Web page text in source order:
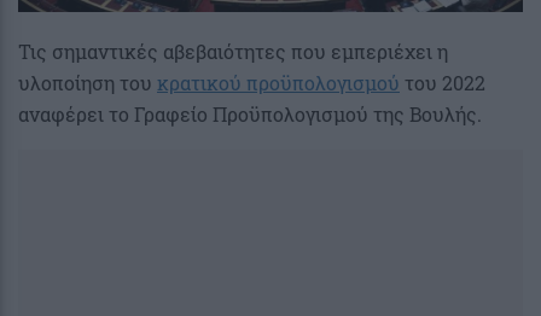
Τις σημαντικές αβεβαιότητες που εμπεριέχει η
υλοποίηση του κρατικού προϋπολογισμού του 2022
αναφέρει το Γραφείο Προϋπολογισμού της Βουλής.